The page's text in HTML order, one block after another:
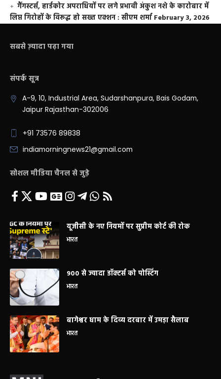
गैंगस्टर्स, हार्डकोर अपराधियों पर लगे प्रभावी अंकुश नशे के कारोबार में
लिप्त गिरोहों के विरूद्ध हो सख्त एक्शन : सीएम शर्मा February 3, 2026
सबसे ज़्यादा पढ़ा गया
संपर्क सूत्र
A-9, 10, Industrial Area, Sudarshanpura, Bais Godam,
Jaipur Rajasthan-302006
+91 73576 89838
indiamorningnews21@gmail.com
सोशल मीडिया चैनल से जुड़े
यूजीसी के नए नियमों पर सुप्रीम कोर्ट की रोक
भारत
900 से ज्यादा डॉक्टर्स को पोस्टिंग
भारत
बागेश्वर धाम के दिव्य दरबार में उमड़ा सैलाब
भारत